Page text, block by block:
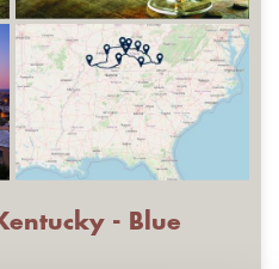
- Blue